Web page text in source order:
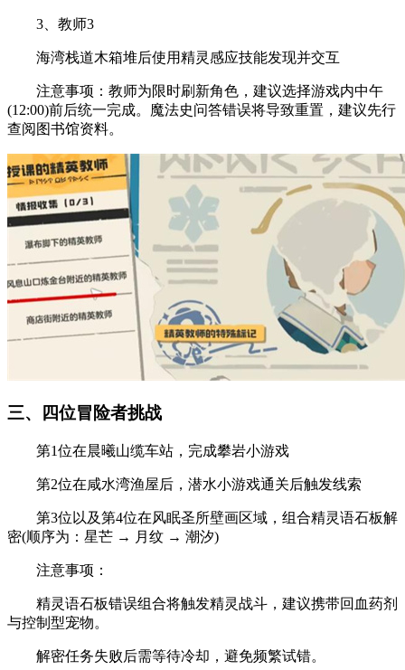
3、教师3
海湾栈道木箱堆后使用精灵感应技能发现并交互
注意事项：教师为限时刷新角色，建议选择游戏内中午
(12:00)前后统一完成。魔法史问答错误将导致重置，建议先行
查阅图书馆资料。
三、四位冒险者挑战
第1位在晨曦山缆车站，完成攀岩小游戏
第2位在咸水湾渔屋后，潜水小游戏通关后触发线索
第3位以及第4位在风眠圣所壁画区域，组合精灵语石板解
密(顺序为：星芒 → 月纹 → 潮汐)
注意事项：
精灵语石板错误组合将触发精灵战斗，建议携带回血药剂
与控制型宠物。
解密任务失败后需等待冷却，避免频繁试错。